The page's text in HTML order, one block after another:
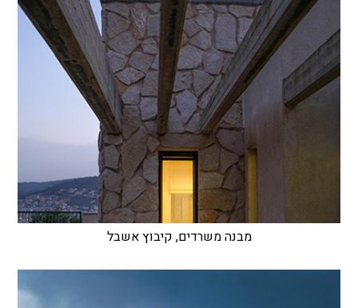
מבנה משרדים, קיבוץ אשבל